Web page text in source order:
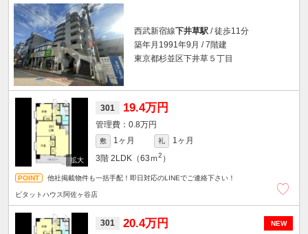
西武新宿線下井草駅 / 徒歩11分
築年月1991年9月 / 7階建
東京都杉並区下井草５丁目
301 19.4万円
0.8万円
敷 1ヶ月 礼
1ヶ月
3階 2LDK（63ｍ2 ）
他社掲載物件も一括手配！即日対応のLINEでご連絡下さい！
ピタットハウス阿佐ヶ谷店
NEW
301 20.4万円